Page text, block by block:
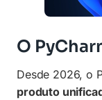
O
Desde 2026, o
produto